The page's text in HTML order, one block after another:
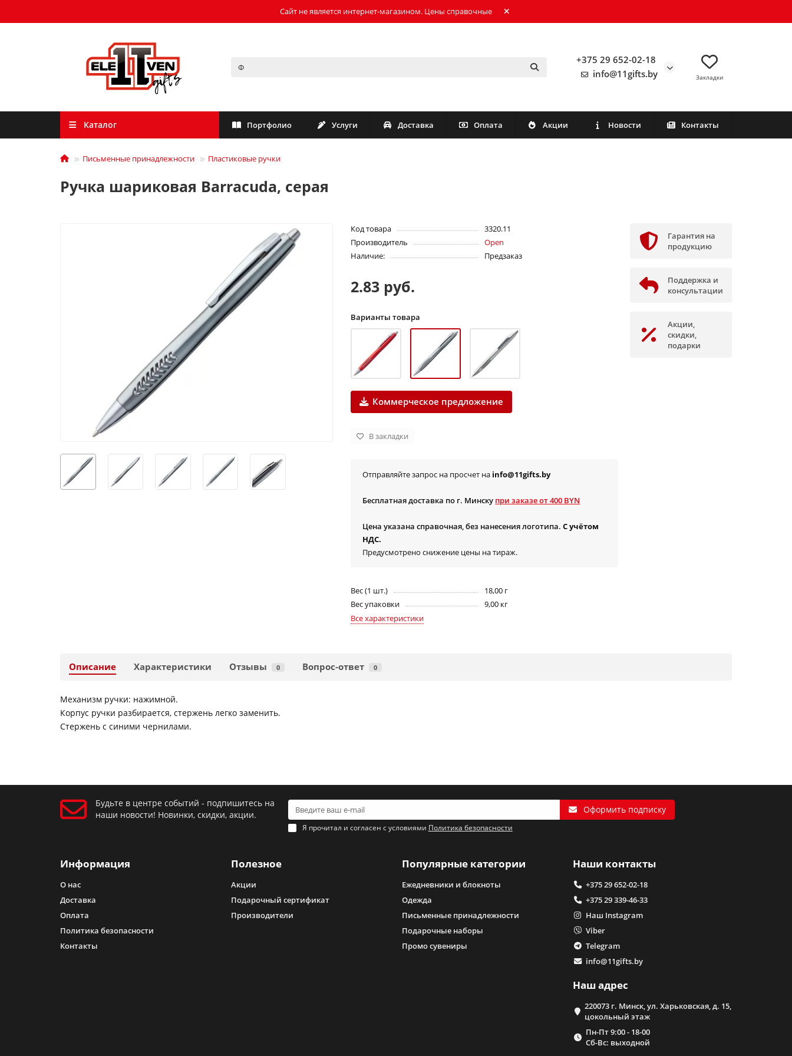
Сайт не является интернет-магазином. Цены справочные
+375 29 652-02-18
info@11gifts.by
Закладки
Каталог Портфолио Услуги Доставка Оплата Акции Новости Контакты
Письменные принадлежности Пластиковые ручки
Ручка шариковая Barracuda, серая
Код товара
3320.11
Производитель
Open
Наличие:
Предзаказ
2.83 руб.
Варианты товара
Коммерческое предложение
В закладки
Отправляйте запрос на просчет на info@11gifts.by
Бесплатная доставка по г. Минску при заказе от 400 BYN
Цена указана справочная, без нанесения логотипа. С учётом
НДС.
Предусмотрено снижение цены на тираж.
Вес (1 шт.)
18,00 г
Вес упаковки
9,00 кг
Все характеристики
Гарантия на
продукцию
Поддержка и
консультации
Акции,
скидки,
подарки
Описание Характеристики Отзывы 0 Вопрос-ответ 0
Механизм ручки: нажимной.
Корпус ручки разбирается, стержень легко заменить.
Стержень с синими чернилами.
Будьте в центре событий - подпишитесь на
наши новости! Новинки, скидки, акции.
Оформить подписку
Я прочитал и согласен с условиями Политика безопасности
Информация
О нас
Доставка
Оплата
Политика безопасности
Контакты
Полезное
Акции
Подарочный сертификат
Производители
Популярные категории
Ежедневники и блокноты
Одежда
Письменные принадлежности
Подарочные наборы
Промо сувениры
Наши контакты
+375 29 652-02-18
+375 29 339-46-33
Наш Instagram
Viber
Telegram
info@11gifts.by
Наш адрес
220073 г. Минск, ул. Харьковская, д. 15,
цокольный этаж
Пн-Пт 9:00 - 18-00
Сб-Вс: выходной